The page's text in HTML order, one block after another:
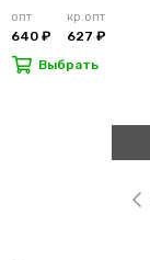
опт
640 ₽
кр.опт
627 ₽
Выбрать